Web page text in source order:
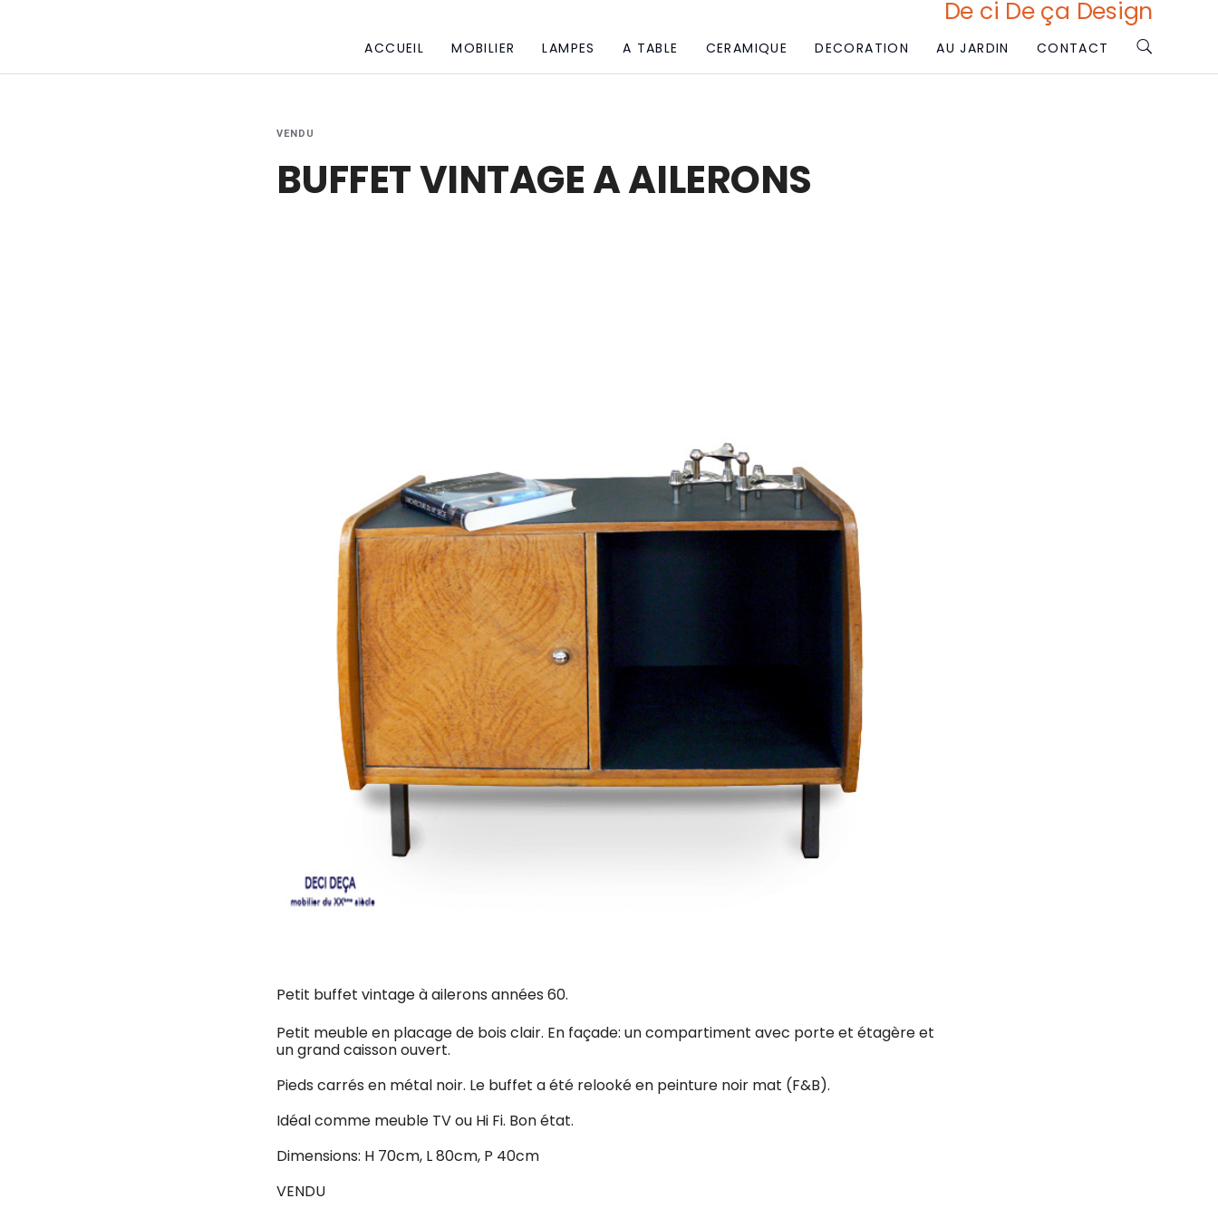
De ci De ça Design
ACCUEIL MOBILIER LAMPES A TABLE CERAMIQUE DECORATION AU JARDIN CONTACT
VENDU
BUFFET VINTAGE A AILERONS
Petit buffet vintage à ailerons années 60.
Petit meuble en placage de bois clair. En façade: un compartiment avec porte et étagère et
un grand caisson ouvert.
Pieds carrés en métal noir. Le buffet a été relooké en peinture noir mat (F&B).
Idéal comme meuble TV ou Hi Fi. Bon état.
Dimensions: H 70cm, L 80cm, P 40cm
VENDU